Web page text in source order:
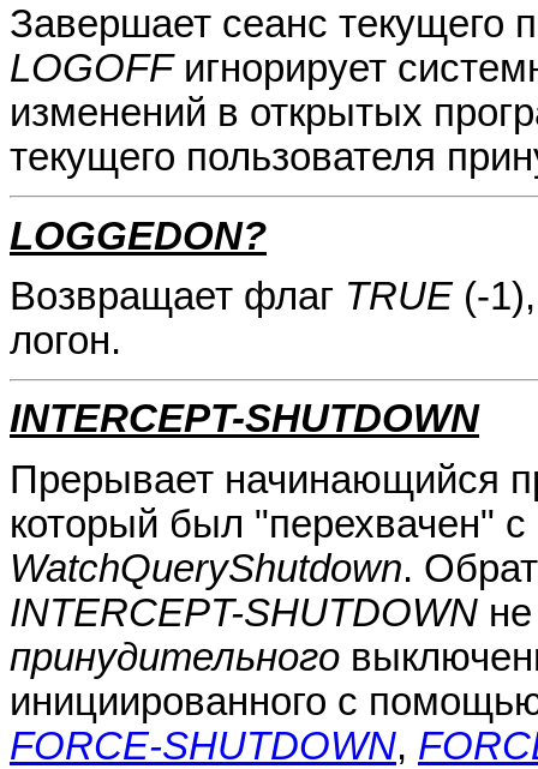
Завершает сеанс текущего
LOGOFFигнорирует
изменений в открытых
текущего пользователя
LOGGEDON?
Возвращает флаг TRUE(-1),
логон.
INTERCEPT-SHUTDOWN
Прерывает начинающийся
который был "перехвачен"
WatchQueryShutdown.
INTERCEPT-SHUTDOWN
принудительного
инициированного с
FORCE-SHUTDOWN,